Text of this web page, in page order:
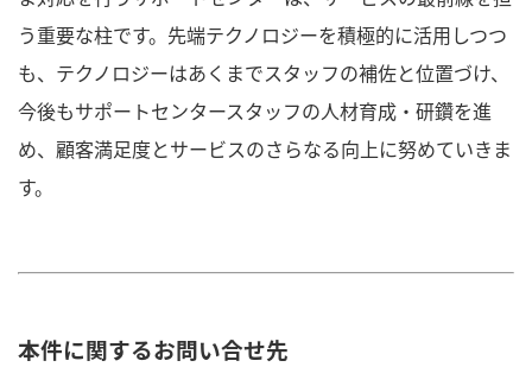
う重要な柱です。先端テクノロジーを積極的に活用しつつ
も、テクノロジーはあくまでスタッフの補佐と位置づけ、
今後もサポートセンタースタッフの人材育成・研鑽を進
め、顧客満足度とサービスのさらなる向上に努めていきま
す。
本件に関するお問い合せ先